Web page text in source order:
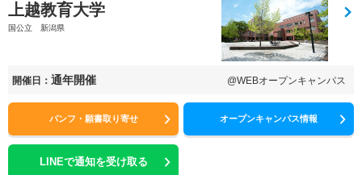
上越教育大学
国公立 新潟県
開催日： 通年開催 @WEBオープンキャンパス
パンフ・願書取り寄せ オープンキャンパス情報
LINEで通知を受け取る